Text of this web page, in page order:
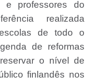
e professores do
realizada
de todo o
de reformas
o nível de
finlandês nos